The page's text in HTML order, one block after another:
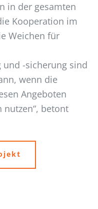
in der gesamten
Kooperation im
Weichen für
-sicherung sind
wenn die
Angeboten
betont